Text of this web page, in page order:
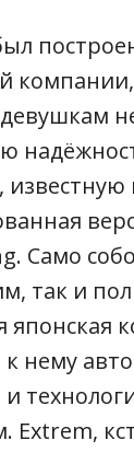
Само
так и
японская
к нему
и
Extrem,